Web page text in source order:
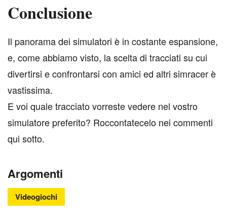
Conclusione
Il panorama dei simulatori è in costante espansione,
e, come abbiamo visto, la scelta di tracciati su cui
divertirsi e confrontarsi con amici ed altri simracer è
vastissima.
E voi quale tracciato vorreste vedere nel vostro
simulatore preferito? Roccontatecelo nei commenti
qui sotto.
Argomenti
Videogiochi